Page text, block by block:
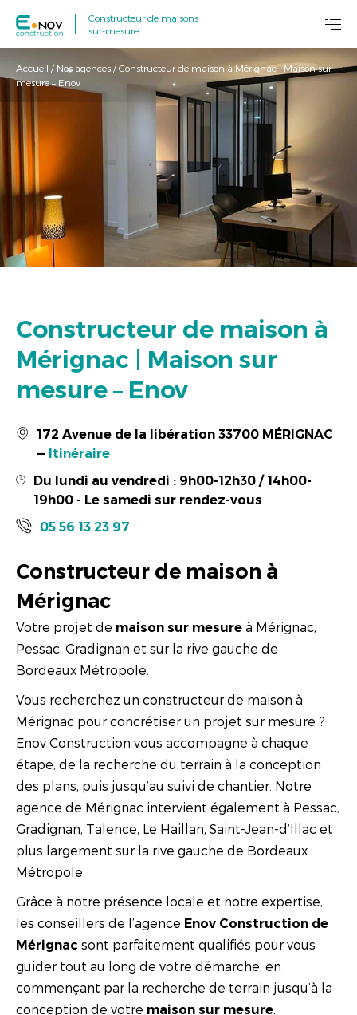
Constructeur de maisons
sur-mesure
Accueil / Nos agences /Constructeur de maison à Mérignac | Maison sur
mesure – Enov
Constructeur de maison à
Mérignac | Maison sur
mesure – Enov
172 Avenue de la libération 33700 MÉRIGNAC
— Itinéraire
Du lundi au vendredi : 9h00-12h30 / 14h00-
19h00 - Le samedi sur rendez-vous
05 56 13 23 97
Constructeur de maison à
Mérignac
Votre projet de maison sur mesure à Mérignac,
Pessac, Gradignan et sur la rive gauche de
Bordeaux Métropole.
Vous recherchez un constructeur de maison à
Mérignac pour concrétiser un projet sur mesure ?
Enov Construction vous accompagne à chaque
étape, de la recherche du terrain à la conception
des plans, puis jusqu’au suivi de chantier. Notre
agence de Mérignac intervient également à Pessac,
Gradignan, Talence, Le Haillan, Saint-Jean-d’Illac et
plus largement sur la rive gauche de Bordeaux
Métropole.
Grâce à notre présence locale et notre expertise,
les conseillers de l’agence Enov Construction de
Mérignac sont parfaitement qualifiés pour vous
guider tout au long de votre démarche, en
commençant par la recherche de terrain jusqu’à la
conception de votre maison sur mesure